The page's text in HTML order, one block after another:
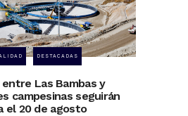
DESTACADAS
entre Las Bambas y
campesinas seguirán
el 20 de agosto